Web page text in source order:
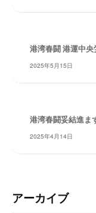
レ
～
港湾春闘 港運中
2025年5月15日
港湾春闘妥結進ま
2025年4月14日
アーカイブ